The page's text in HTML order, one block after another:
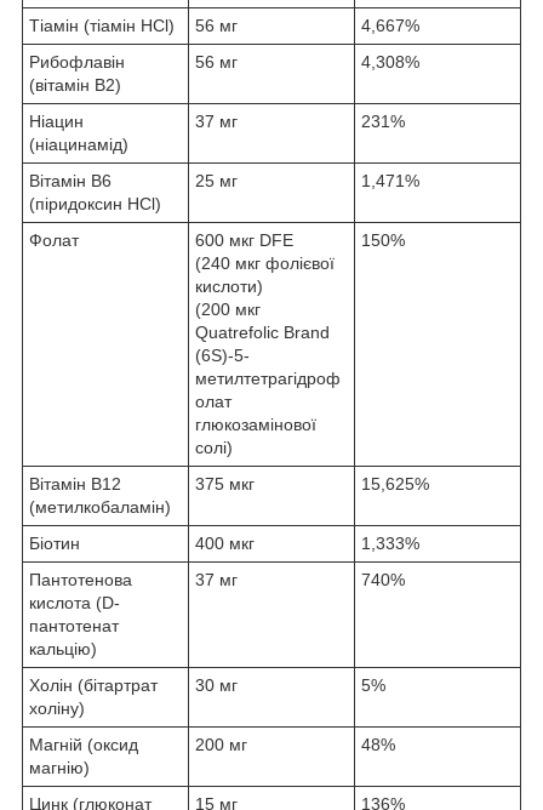
Тіамін (тіамін HCl)
56 мг
4,667%
Рибофлавін
(вітамін В2)
56 мг 4,308%
Ніацин
(ніацинамід)
37 мг 231%
Вітамін B6
(піридоксин HCl)
25 мг 1,471%
Фолат
600 мкг DFE
(240 мкг фолієвої
кислоти)
(200 мкг
Quatrefolic Brand
(6S)-5-
метилтетрагідроф
олат
глюкозамінової
солі)
150%
Вітамін B12
(метилкобаламін)
375 мкг 15,625%
Біотин 400 мкг
1,333%
Пантотенова
кислота (D-
пантотенат
кальцію)
37 мг 740%
Холін (бітартрат
холіну)
30 мг 5%
Магній (оксид
магнію)
200 мг 48%
Цинк (глюконат 15 мг 136%